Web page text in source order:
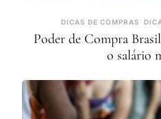
DICAS DE COMPRAS
Poder de Compra
o salário